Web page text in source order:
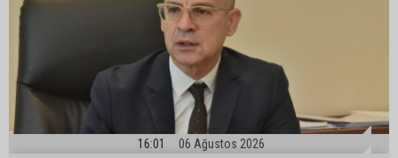
16:01 06 Ağustos 2026